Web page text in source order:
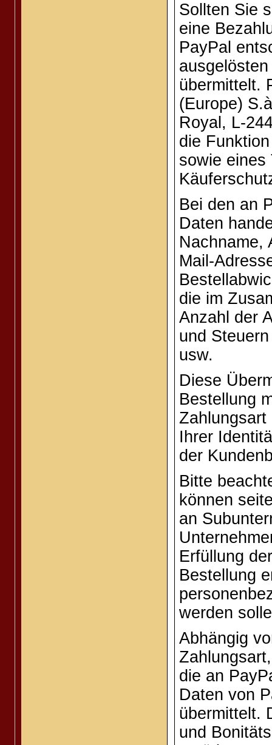
Sollten Sie
eine
PayPal
übermittelt.
(Europe)
Royal, L-
die
sowie eines
Bei den an
Daten
Nachname,
Mail-
die im
Anzahl der
und
usw.
Diese
Bestellung
Zahlungsart
Ihrer
der
Bitte
können
an
Erfüllung
Bestellung
werden
Abhängig
die an
Daten von
übermittelt.
und